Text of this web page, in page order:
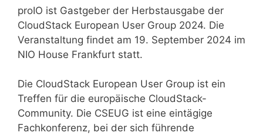
proIO ist Gastgeber der Herbstausgabe der
CloudStack European User Group 2024. Die
Veranstaltung findet am 19. September 2024 im
NIO House Frankfurt statt.
Die CloudStack European User Group ist ein
Treffen für die europäische CloudStack-
Community. Die CSEUG ist eine eintägige
Fachkonferenz, bei der sich führende